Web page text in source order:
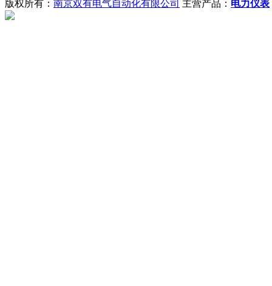
版权所有： 南京双有电气自动化有限公司 主营产品： 电力仪表